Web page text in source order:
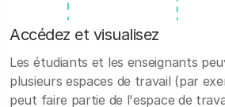
Accédez et visualisez
Les étudiants et les enseignants
plusieurs espaces de travail (par
peut faire partie de l'espace de